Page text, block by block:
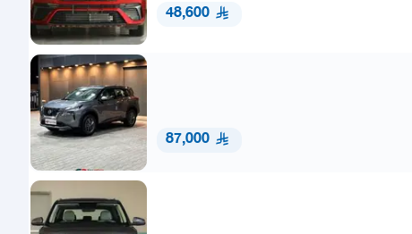
48,600
87,000